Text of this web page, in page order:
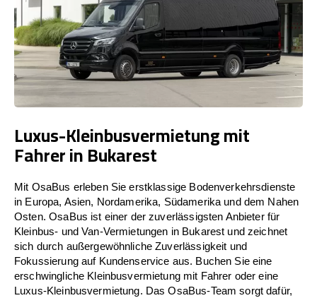
Luxus-Kleinbusvermietung mit
Fahrer in Bukarest
Mit OsaBus erleben Sie erstklassige Bodenverkehrsdienste
in Europa, Asien, Nordamerika, Südamerika und dem Nahen
Osten. OsaBus ist einer der zuverlässigsten Anbieter für
Kleinbus- und Van-Vermietungen in Bukarest und zeichnet
sich durch außergewöhnliche Zuverlässigkeit und
Fokussierung auf Kundenservice aus. Buchen Sie eine
erschwingliche Kleinbusvermietung mit Fahrer oder eine
Luxus-Kleinbusvermietung. Das OsaBus-Team sorgt dafür,